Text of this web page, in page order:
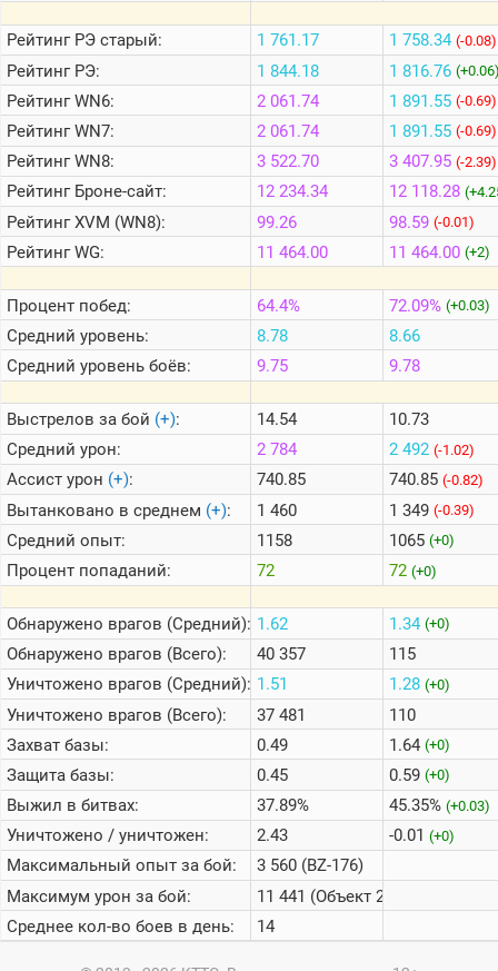
Теlegram
ВК
Портал
Мира
Танков
РейтингРЭ старый:
РейтингРЭ:
РейтингWN6:
РейтингWN7:
РейтингWN8:
РейтингБроне-сайт:
РейтингXVM (WN8):
РейтингWG:
Процент побед:
Средний уровень:
Средний уровень боёв:
Выстрелов за бой (+):
Средний урон:
Ассист урон (+):
Вытанковано в среднем (+):
Средний опыт:
Процент попаданий:
Обнаружено врагов (Средний):
Обнаружено врагов (Всего):
Уничтожено врагов (Средний):
Уничтожено врагов (Всего):
Захват базы:
Защита базы:
Выжил в битвах:
Уничтожено / уничтожен:
Максимальный опыт за бой:
Максимум урон за бой:
Среднее кол-во боев в день:
1 761.17
1 844.18
2 061.74
2 061.74
3 522.70
12 234.34
99.26
11 464.00
64.4%
8.78
9.75
14.54
2 784
740.85
1 460
1158
72
1.62
40 357
1.51
37 481
0.49
0.45
37.89%
2.43
3 560 (BZ-176)
11 441 (Объект 260)
14
1 758.34 (-0.08)
1 816.76
1 891.55 (-0.69)
1 891.55 (-0.69)
3 407.95 (-2.39)
12 118.28
98.59 (-0.01)
11 464.00 (+2)
72.09% (+0.03)
8.66
9.78
10.73
2 492 (-1.02)
740.85 (-0.82)
1 349 (-0.39)
1065 (+0)
72 (+0)
1.34 (+0)
115
1.28 (+0)
110
1.64 (+0)
0.59 (+0)
45.35% (+0.03)
-0.01 (+0)